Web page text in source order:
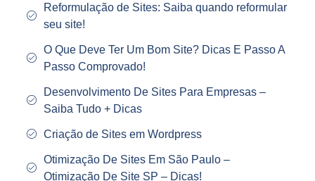
Reformulação de Sites: Saiba quando reformular
seu site!
O Que Deve Ter Um Bom Site? Dicas E Passo A
Passo Comprovado!
Desenvolvimento De Sites Para Empresas –
Saiba Tudo + Dicas
Criação de Sites em Wordpress
Otimização De Sites Em São Paulo –
Otimização De Site SP – Dicas!